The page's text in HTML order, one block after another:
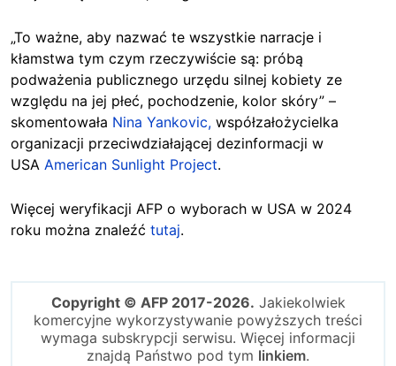
„To ważne, aby nazwać te wszystkie narracje i
kłamstwa tym czym rzeczywiście są: próbą
podważenia publicznego urzędu silnej kobiety ze
względu na jej płeć, pochodzenie, kolor skóry” –
skomentowała Nina Yankovic, współzałożycielka
organizacji przeciwdziałającej dezinformacji w
USA American Sunlight Project.
Więcej weryfikacji AFP o wyborach w USA w 2024
roku można znaleźć tutaj.
Copyright © AFP 2017-2026. Jakiekolwiek
komercyjne wykorzystywanie powyższych treści
wymaga subskrypcji serwisu. Więcej informacji
znajdą Państwo pod tym linkiem.